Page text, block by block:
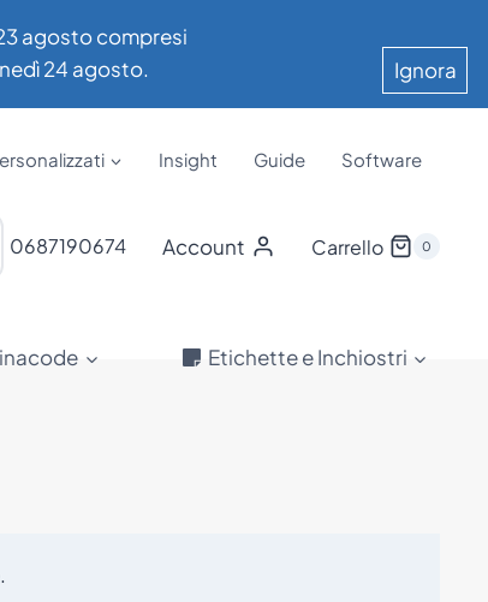
agosto compresi
24 agosto.
Ignora
Insight Guide Software
0687190674 Account Carrello 0
Etichette e Inchiostri